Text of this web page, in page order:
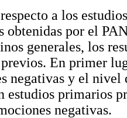
a los
obtenidas por el
generales, los
En primer
negativas y el nivel
estudios primarios
negativas.